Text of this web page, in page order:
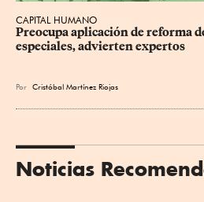
CAPITAL HUMANO
Preocupa aplicación de reforma
especiales, advierten expertos
Por Cristóbal Martínez Riojas
Noticias